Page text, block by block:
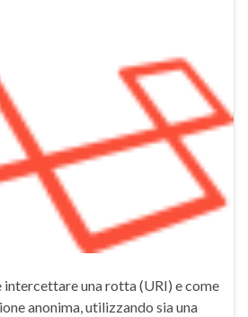
una rotta (URI) e come
anonima, utilizzando sia una